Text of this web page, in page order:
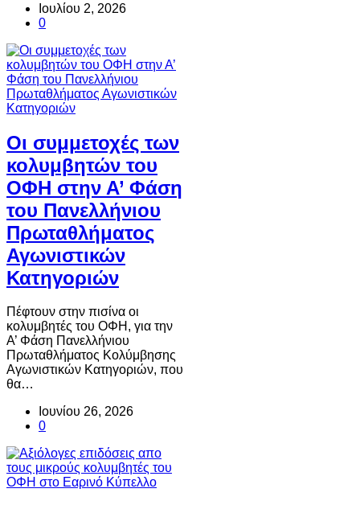
Ιουλίου 2, 2026
0
Οι συμμετοχές των
κολυμβητών του
ΟΦΗ στην Α’ Φάση
του Πανελλήνιου
Πρωταθλήματος
Αγωνιστικών
Κατηγοριών
Πέφτουν στην πισίνα οι
κολυμβητές του ΟΦΗ, για την
Α’ Φάση Πανελλήνιου
Πρωταθλήματος Κολύμβησης
Αγωνιστικών Κατηγοριών, που
θα…
Ιουνίου 26, 2026
0